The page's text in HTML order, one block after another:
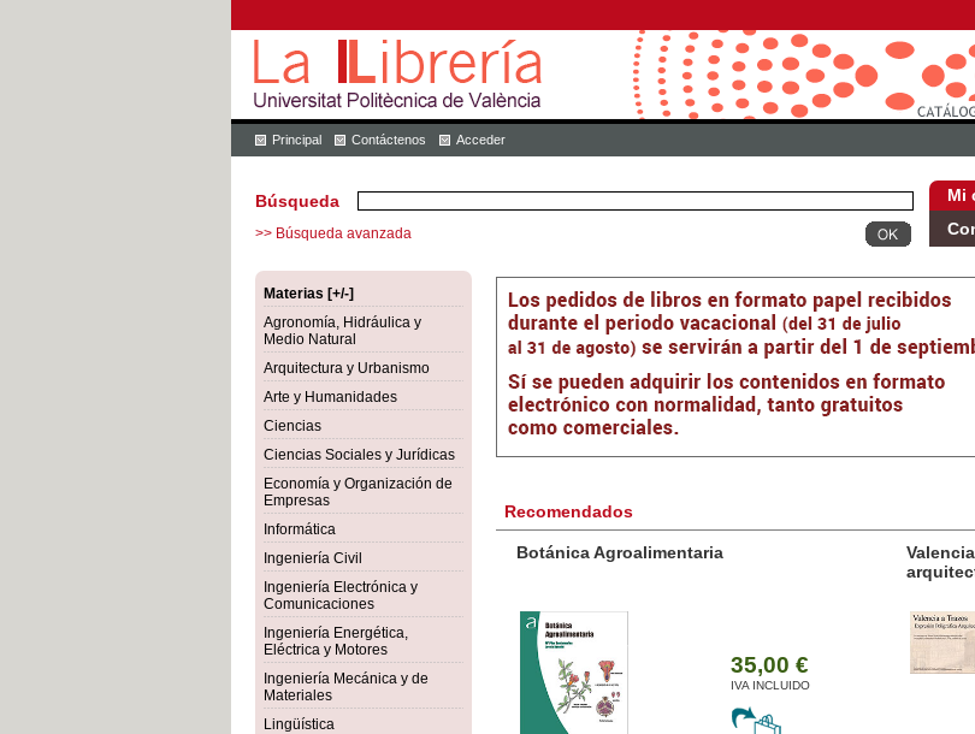
Principal Contáctenos Acceder
Mi
Búsqueda
>> Búsqueda avanzada
Materias [+/-]
Agronomía, Hidráulica y
Medio Natural
Arquitectura y Urbanismo
Arte y Humanidades
Ciencias
Ciencias Sociales y Jurídicas
Economía y Organización de
Empresas
Informática
Ingeniería Civil
Ingeniería Electrónica y
Comunicaciones
Ingeniería Energética,
Eléctrica y Motores
Ingeniería Mecánica y de
Materiales
Lingüística
Recomendados
Botánica Agroalimentaria
35,00 €
IVA INCLUIDO